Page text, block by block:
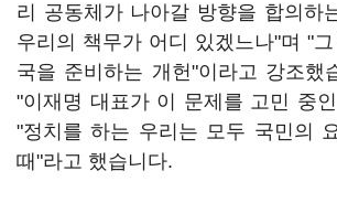
리 공동체가 나아갈 방향을 합의하
우리의 책무가 어디 있겠느나"며 "
국을 준비하는 개헌"이라고 강조했
"이재명 대표가 이 문제를 고민 중
"정치를 하는 우리는 모두 국민의
때"라고 했습니다.